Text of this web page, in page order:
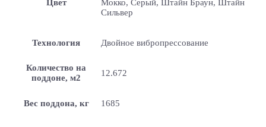
Цвет
Мокко, Серый, Штайн Браун, Штайн
Сильвер
Технология Двойное вибропрессование
Количество на
поддоне, м2
12.672
Вес поддона, кг 1685